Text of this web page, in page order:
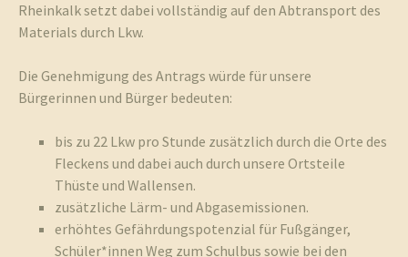
Rheinkalk setzt dabei vollständig auf den Abtransport des
Materials durch Lkw.
Die Genehmigung des Antrags würde für unsere
Bürgerinnen und Bürger bedeuten:
bis zu 22 Lkw pro Stunde zusätzlich durch die Orte des
Fleckens und dabei auch durch unsere Ortsteile
Thüste und Wallensen.
zusätzliche Lärm- und Abgasemissionen.
erhöhtes Gefährdungspotenzial für Fußgänger,
Schüler*innen Weg zum Schulbus sowie bei den